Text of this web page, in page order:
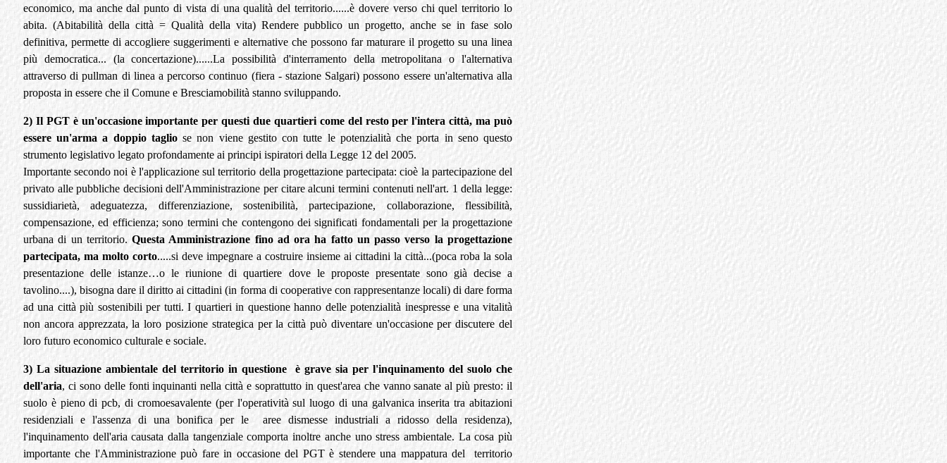
economico, ma anche dal punto di vista di una qualità del territorio......è dovere verso chi quel territorio lo
abita. (Abitabilità della città = Qualità della vita) Rendere pubblico un progetto, anche se in fase solo
definitiva, permette di accogliere suggerimenti e alternative che possono far maturare il progetto su una linea
più democratica... (la concertazione)......La possibilità d'interramento della metropolitana o l'alternativa
attraverso di pullman di linea a percorso continuo (fiera - stazione Salgari) possono essere un'alternativa alla
proposta in essere che il Comune e Bresciamobilità stanno sviluppando.
2) Il PGT è un'occasione importante per questi due quartieri come del resto per l'intera città, ma può
essere un'arma a doppio tagliose non viene gestito con tutte le potenzialità che porta in seno questo
strumento legislativo legato profondamente ai principi ispiratori della Legge 12 del 2005.
Importante secondo noi è l'applicazione sul territorio della progettazione partecipata: cioè la partecipazione del
privato alle pubbliche decisioni dell'Amministrazione per citare alcuni termini contenuti nell'art. 1 della legge:
sussidiarietà, adeguatezza, differenziazione, sostenibilità, partecipazione, collaborazione, flessibilità,
compensazione, ed efficienza; sono termini che contengono dei significati fondamentali per la progettazione
urbana di un territorio.Questa Amministrazione fino ad ora ha fatto un passo verso la progettazione
partecipata, ma molto corto.....si deve impegnare a costruire insieme ai cittadini la città...(poca roba la sola
presentazione delle istanze…o le riunione di quartiere dove le proposte presentate sono già decise a
tavolino....), bisogna dare il diritto ai cittadini (in forma di cooperative con rappresentanze locali) di dare forma
ad una città più sostenibili per tutti. I quartieri in questione hanno delle potenzialità inespresse e una vitalità
non ancora apprezzata, la loro posizione strategica per la città può diventare un'occasione per discutere del
loro futuro economico culturale e sociale.
3) La situazione ambientale del territorio in questione è grave sia per l'inquinamento del suolo che
dell'aria, ci sono delle fonti inquinanti nella città e soprattutto in quest'area che vanno sanate al più presto: il
suolo è pieno di pcb, di cromoesavalente (per l'operatività sul luogo di una galvanica inserita tra abitazioni
residenziali e l'assenza di una bonifica per le aree dismesse industriali a ridosso della residenza),
l'inquinamento dell'aria causata dalla tangenziale comporta inoltre anche uno stress ambientale. La cosa più
importante che l'Amministrazione può fare in occasione del PGT è stendere una mappatura del territorio